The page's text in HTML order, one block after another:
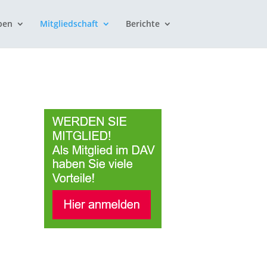
Mitgliedschaft Berichte